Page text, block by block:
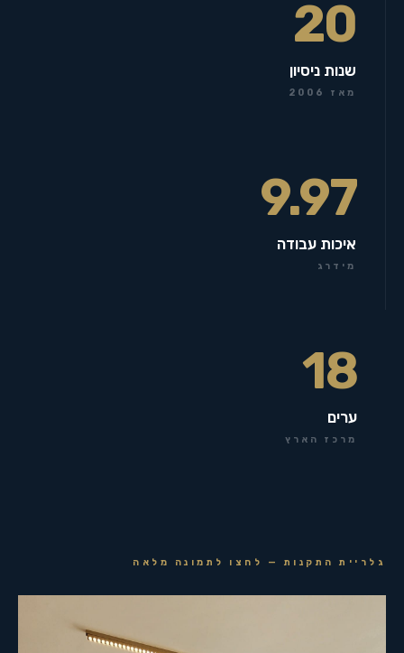
20
שנות ניסיון
מאז 2006
9.97
איכות עבודה
מידרג
18
ערים
מרכז הארץ
גלריית התקנות — לחצו לתמונה מלאה